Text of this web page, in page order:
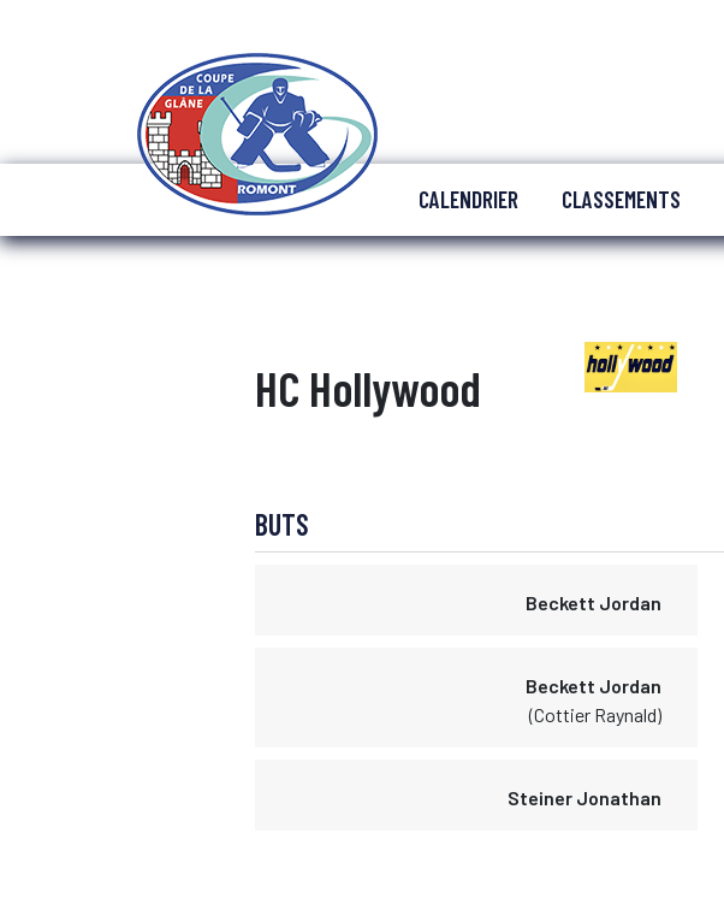
CALENDRIER CLASSEMENTS
HC Hollywood
BUTS
Beckett Jordan
Beckett Jordan
(Cottier Raynald)
Steiner Jonathan